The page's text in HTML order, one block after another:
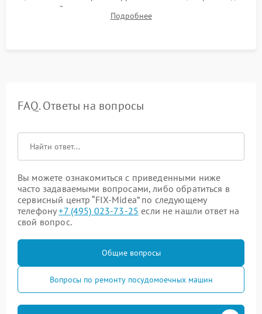
до нужной температуры, отсутствия посторонних шумов,
штатного слива и абсолютной сухости в поддоне.
Подробнее
FAQ. Ответы на вопросы
Вы можете ознакомиться с приведенными ниже
часто задаваемыми вопросами, либо обратиться в
сервисный центр “FIX-Midea” по следующему
телефону+7 (495) 023-73-25 если не нашли ответ на
свой вопрос.
Общие вопросы
Вопросы по ремонту посудомоечных машин